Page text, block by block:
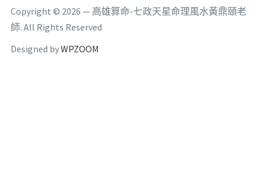
Copyright © 2026 — 高雄算命-七政天星命理風水黃鼎頤老
師. All Rights Reserved
Designed byWPZOOM